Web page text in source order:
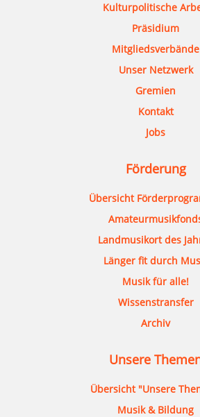
Kulturpolitische
Präsidium
Mitgliedsverbände
Unser Netzwerk
Gremien
Kontakt
Jobs
Förderung
Übersicht
Landmusikort des
Länger fit durch
Musik für alle!
Wissenstransfer
Archiv
Unsere
Übersicht "Unsere
Musik & Bildung